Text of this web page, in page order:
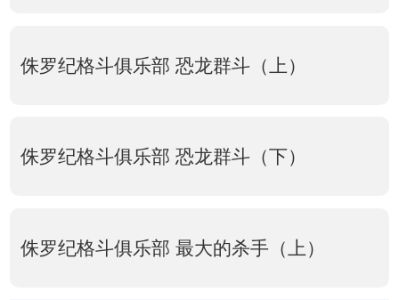
侏罗纪格斗俱乐部 恐龙群斗（上）
侏罗纪格斗俱乐部 恐龙群斗（下）
侏罗纪格斗俱乐部 最大的杀手（上）